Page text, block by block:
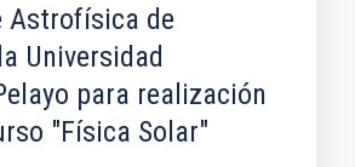
Astrofísica de
Universidad
para realización
"Física Solar"